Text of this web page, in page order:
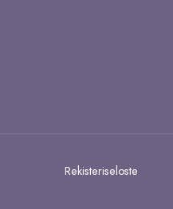
Rekisteriseloste